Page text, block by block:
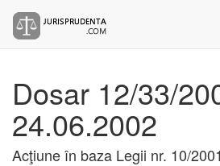
Dosar 12/33/
24.06.2002
Acţiune în baza Legii nr. 10/2001